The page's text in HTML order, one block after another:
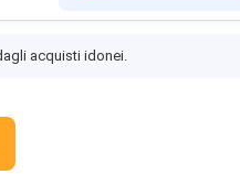
acquisti idonei.